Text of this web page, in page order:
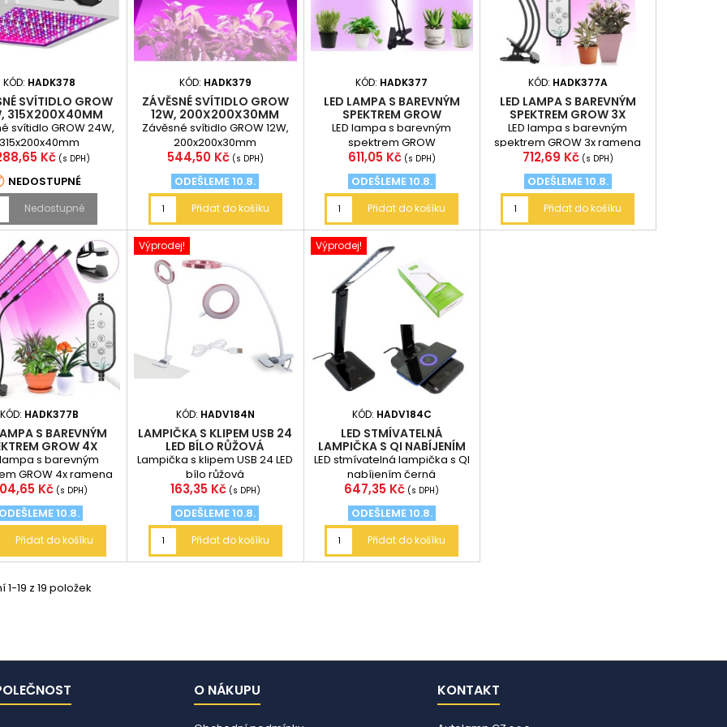
KÓD: HADK378
SVÍTIDLO GROW
315X200X40MM
svítidlo GROW 24W,
315x200x40mm
Kč (s DPH)
NEDOSTUPNÉ
Nedostupné
KÓD: HADK379
ZÁVĚSNÉ SVÍTIDLO GROW
12W, 200X200X30MM
Závěsné svítidlo GROW 12W,
200x200x30mm
Cena
544,50 Kč (s DPH)
ODEŠLEME 10.8.
Přidat do košíku
KÓD: HADK377
LED LAMPA S BAREVNÝM
SPEKTREM GROW
LED lampa s barevným
spektrem GROW
Cena
611,05 Kč (s DPH)
ODEŠLEME 10.8.
Přidat do košíku
KÓD: HADK377A
LED LAMPA S BAREVNÝM
SPEKTREM GROW 3X
RAMENA
LED lampa s barevným
spektrem GROW 3x ramena
Cena
712,69 Kč (s DPH)
ODEŠLEME 10.8.
Přidat do košíku
KÓD: HADK377B
S BAREVNÝM
GROW 4X
RAMENA
lampa s barevným
GROW 4x ramena
Kč (s DPH)
ODEŠLEME 10.8.
Přidat do košíku
Výprodej!
KÓD: HADV184N
LAMPIČKA S KLIPEM USB 24
LED BÍLO RŮŽOVÁ
Lampička s klipem USB 24 LED
bílo růžová
Cena
163,35 Kč (s DPH)
ODEŠLEME 10.8.
Přidat do košíku
Výprodej!
KÓD: HADV184C
LED STMÍVATELNÁ
LAMPIČKA S QI NABÍJENÍM
ČERNÁ
LED stmívatelná lampička s QI
nabíjením černá
Cena
647,35 Kč (s DPH)
ODEŠLEME 10.8.
Přidat do košíku
19 z 19 položek
O NÁKUPU KONTAKT